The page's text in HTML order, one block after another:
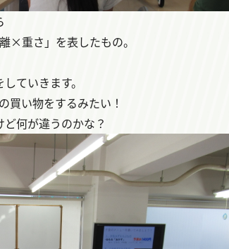
×重さ」を表したもの。
ていきます。
買い物をするみたい！
何が違うのかな？